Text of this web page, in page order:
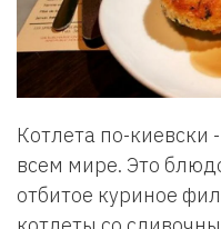
Котлета по-киевски
всем мире. Это
отбитое куриное